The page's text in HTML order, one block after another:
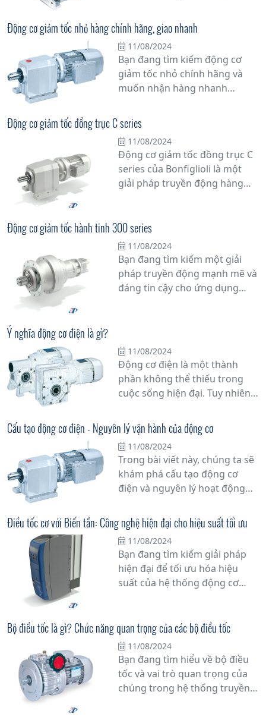
Motor Bonfiglioli, một lựa chọn
hàng đầu cho các ứng dụng
công nghiệp. Với hơn nửa thế
kỷ kinh nghiệm trong ngành,
Bonfiglioli đã khẳng định vị thế
của mình là một trong những
về truyền động
Động cơ giảm tốc nhỏ hàng chính hãng, giao nhanh
11/08/2024
Bạn đang tìm kiếm động cơ
giảm tốc nhỏ chính hãng và
muốn nhận hàng nhanh
Chúng tôi cung cấp động cơ
giảm tốc nhỏ từ các thương
hiệu uy tín, cam kết chất lượng
hàng chính hãng.
Động cơ giảm tốc đồng trục C series
11/08/2024
Động cơ giảm tốc đồng trục C
series của Bonfiglioli là một
giải pháp truyền động hàng
hiệu suất cao. Với thiết kế chắc
chắn và đa dạng các tính năng,
động cơ này đem lại nhiều ưu
điểm vượt trội, từ khả năng
chịu tải nặng đến tuổi thọ cao
và linh hoạt về tốc độ.
Động cơ giảm tốc hành tinh 300 series
11/08/2024
Bạn đang tìm kiếm một giải
pháp truyền động mạnh mẽ và
đáng tin cậy cho ứng dụng
là lựa chọn hàng đầu mà bạn
không thể bỏ qua.
Ý nghĩa động cơ điện là gì?
11/08/2024
Động cơ điện là một thành
phần không thể thiếu trong
cuộc sống hiện đại. Tuy nhiên,
trọng đến vậy không? Bài viết
này sẽ đi sâu vào ý nghĩa động
cơ điện và vai trò của nó trong
cuộc sống hàng ngày của
chúng ta.
Cấu tạo động cơ điện - Nguyên lý vận hành của động cơ
11/08/2024
Trong bài viết này, chúng ta sẽ
khám phá cấu tạo động cơ
điện và nguyên lý hoạt động
không thể thiếu trong nhiều
thiết bị điện tử và ứng dụng
công nghiệp. Tìm hiểu sâu hơn
về cách mà động cơ điện hoạt
động và tại sao chúng lại là trái
tim của hệ thống máy móc và
Điều tốc cơ với Biến tần: Công nghệ hiện đại cho hiệu suất tối ưu
11/08/2024
Bạn đang tìm kiếm giải pháp
hiện đại để tối ưu hóa hiệu
suất của hệ thống động cơ
Biến tần - một giải pháp tiên
tiến giúp tăng cường hiệu quả
vận hành và tiết kiệm năng
lượng.
Bộ điều tốc là gì? Chức năng quan trọng của các bộ điều tốc
11/08/2024
Bạn đang tìm hiểu về bộ điều
tốc và vai trò quan trọng của
chúng trong hệ thống truyền